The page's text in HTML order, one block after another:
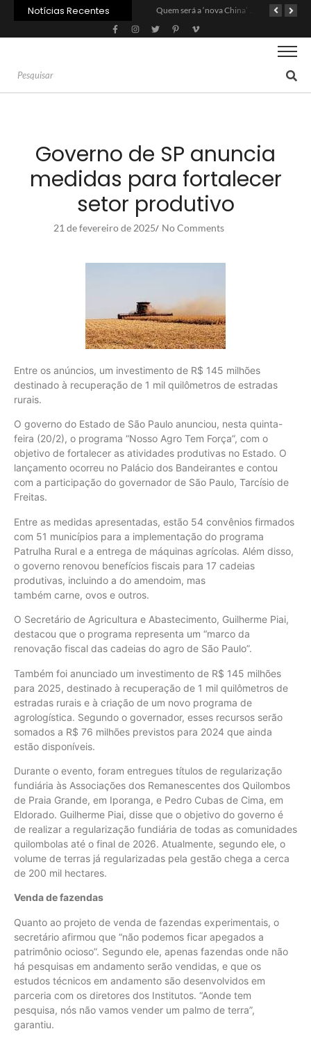
Notícias Recentes Quem será a ‘nova China’ do agro quando o apetite de Pequim acabar?
Governo de SP anuncia
medidas para fortalecer
setor produtivo
21 de fevereiro de 2025/ No Comments
Entre os anúncios, um investimento de R$ 145 milhões
destinado à recuperação de 1 mil quilômetros de estradas
rurais.
O governo do Estado de São Paulo anunciou, nesta quinta-
feira (20/2), o programa “Nosso Agro Tem Força”, com o
objetivo de fortalecer as atividades produtivas no Estado. O
lançamento ocorreu no Palácio dos Bandeirantes e contou
com a participação do governador de São Paulo, Tarcísio de
Freitas.
Entre as medidas apresentadas, estão 54 convênios firmados
com 51 municípios para a implementação do programa
Patrulha Rural e a entrega de máquinas agrícolas. Além disso,
o governo renovou benefícios fiscais para 17 cadeias
produtivas, incluindo a do amendoim, mas
também carne, ovos e outros.
O Secretário de Agricultura e Abastecimento, Guilherme Piai,
destacou que o programa representa um “marco da
renovação fiscal das cadeias do agro de São Paulo”.
Também foi anunciado um investimento de R$ 145 milhões
para 2025, destinado à recuperação de 1 mil quilômetros de
estradas rurais e à criação de um novo programa de
agrologística. Segundo o governador, esses recursos serão
somados a R$ 76 milhões previstos para 2024 que ainda
estão disponíveis.
Durante o evento, foram entregues títulos de regularização
fundiária às Associações dos Remanescentes dos Quilombos
de Praia Grande, em Iporanga, e Pedro Cubas de Cima, em
Eldorado. Guilherme Piai, disse que o objetivo do governo é
de realizar a regularização fundiária de todas as comunidades
quilombolas até o final de 2026. Atualmente, segundo ele, o
volume de terras já regularizadas pela gestão chega a cerca
de 200 mil hectares.
Venda de fazendas
Quanto ao projeto de venda de fazendas experimentais, o
secretário afirmou que “não podemos ficar apegados a
patrimônio ocioso”. Segundo ele, apenas fazendas onde não
há pesquisas em andamento serão vendidas, e que os
estudos técnicos em andamento são desenvolvidos em
parceria com os diretores dos Institutos. “Aonde tem
pesquisa, nós não vamos vender um palmo de terra”,
garantiu.